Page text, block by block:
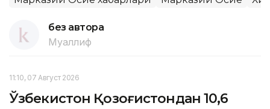
без автора
Муаллиф
11:10, 07 Август 2026
Ўзбекистон Қозоғистондан 10,6